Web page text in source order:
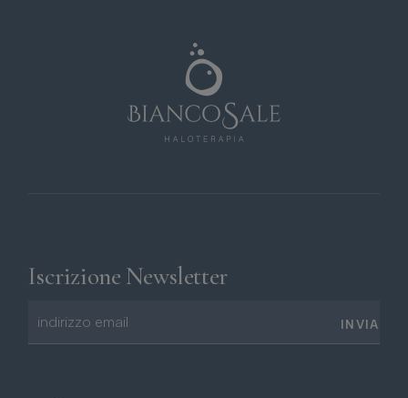
Iscrizione Newsletter
INVIA